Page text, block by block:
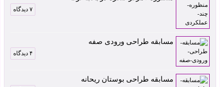
۷ دیدگاه
مسابقه طراحی ورودی صفه
۴ دیدگاه
مسابقه طراحی بوستان ریحانه